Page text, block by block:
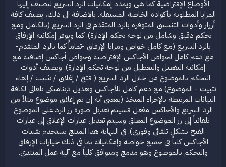
الأوضاع الإفتراضية كما هى ويمدد إمكانيات الرد السريع ليضيف إليها
المزايا المطلوبة بأكواده الخاصة المستقلة. بالاضافة الى ذلك، يضيف كافة
أزرار وأدوات التنسيق المتوفرة بالرد المتقدم فى الرد السريع (بالكامل ومع
تحكم دقيق وشامل من لوحة تحكم الإدارة). كما ويوفر إمكانية الإرفاق
بالرد السريع (مع كامل خواص ومزايا الإرفاق -تماماً كما بالرد المتقدم-
مع دعم كامل لخواص الأجاكس الإفتراضية وخواص أجاكس إضافية مع
إمكانية التفعيل والتعطيل من لوحة تحكم الإدارة). ويضيف أدوات
التحكم بالموضوع من خلال الرد السريع ( فتح / إغلاق / تثبيت / إلغاء
تثبيت - الموضوع) مع دعم كامل للأجاكس وتعديل ديناميكى تلقائى لكافة
البيانات المرتبطة بالإجراء المتخذ (بمعنى أنه إن تم إغلاق موضوع مثلاً من
الرد السريع والأجاكس مفعل فسيتم تعديل صورة زر الرد على الموضوع
تلقائياً إلى زر الموضوع المغلق وسيتم تعديل عبارات الإغلاق إلى عبارات
الفتح بشكل تلقائى وفورى). في النهاية هذا المنتج يستخدم تقنيات
الأجاكس كلياً فى جميع خواصه وإمكانياته بما فى ذلك خيارات الإرفاق
والتحكم بالموضوع وهو مدمج ومتوافق كلياً مع آلية عمل المنتدى.